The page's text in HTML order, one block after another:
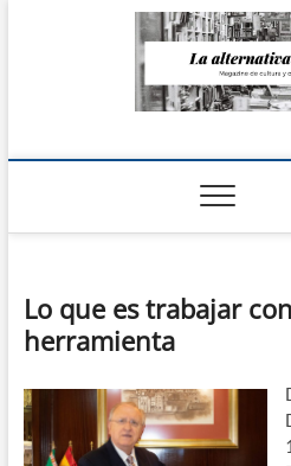
La
Lo que es trabajar
herramienta